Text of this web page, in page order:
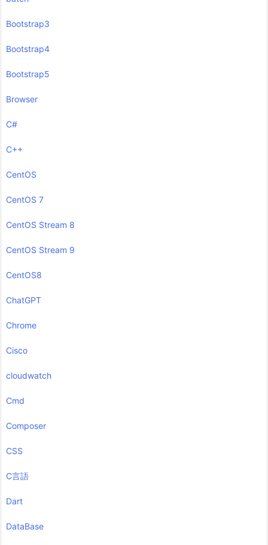
Bootstrap3
Bootstrap4
Bootstrap5
Browser
C#
C++
CentOS
CentOS 7
CentOS Stream 8
CentOS Stream 9
CentOS8
ChatGPT
Chrome
Cisco
cloudwatch
Cmd
Composer
CSS
C言語
Dart
DataBase